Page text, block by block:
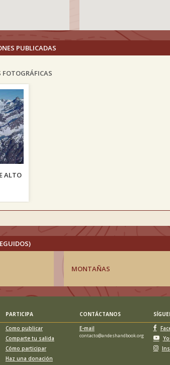
PUBLICADAS
FOTOGRÁFICAS
ALTO
MONTAÑAS
PARTICIPA CONTÁCTANOS
Como publicar
Comparte tu salida
Cómo participar
Haz una donación
E-mail
contacto@andeshandbook.org